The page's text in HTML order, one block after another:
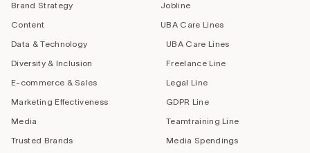
Brand Strategy
Content
Data & Technology
Diversity & Inclusion
E-commerce & Sales
Marketing Effectiveness
Media
Trusted Brands
Jobline
UBA Care Lines
UBA Care Lines
Freelance Line
Legal Line
GDPR Line
Teamtraining Line
Media Spendings